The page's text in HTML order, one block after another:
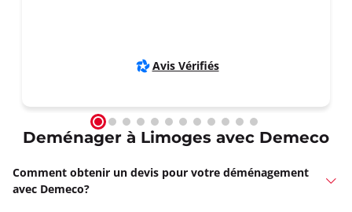
Avis Vérifiés
Deménager à Limoges avec Demeco
Comment obtenir un devis pour votre déménagement
avec Demeco?